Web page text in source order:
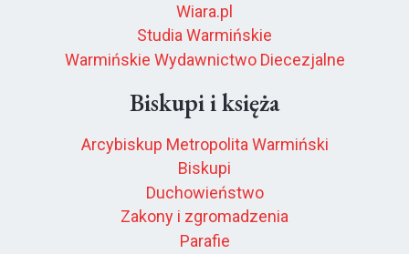
Wiara.pl
Studia Warmińskie
Warmińskie Wydawnictwo Diecezjalne
Biskupi i księża
Arcybiskup Metropolita Warmiński
Biskupi
Duchowieństwo
Zakony i zgromadzenia
Parafie